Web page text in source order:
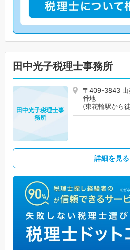
田中光子税理士事務所
〒409-3843 山
番地
(東花輪駅から
田中光子税理士事
務所
詳細を見る